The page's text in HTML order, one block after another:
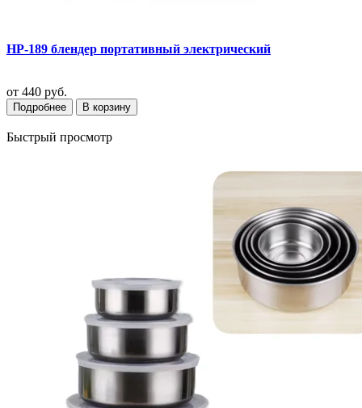
HP-189 блендер портативный электрический
от 440 руб.
Подробнее В корзину
Быстрый просмотр